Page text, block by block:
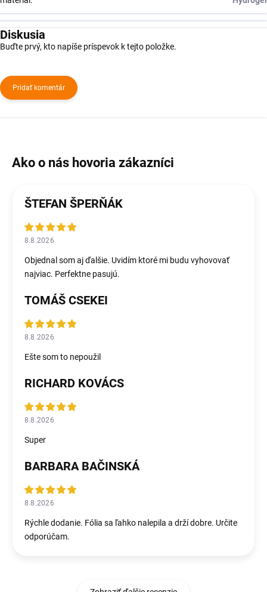
Diskusia
Buďte prvý, kto napíše príspevok k tejto položke.
Pridať komentár
ŠTEFAN ŠPERŇÁK
8.8.2026
Objednal som aj ďalšie. Uvidím ktoré mi budu vyhovovať
najviac. Perfektne pasujú.
TOMÁŠ CSEKEI
8.8.2026
Ešte som to nepoužil
RICHARD KOVÁCS
8.8.2026
Super
BARBARA BAČINSKÁ
8.8.2026
Rýchle dodanie. Fólia sa ľahko nalepila a drží dobre. Určite
odporúčam.